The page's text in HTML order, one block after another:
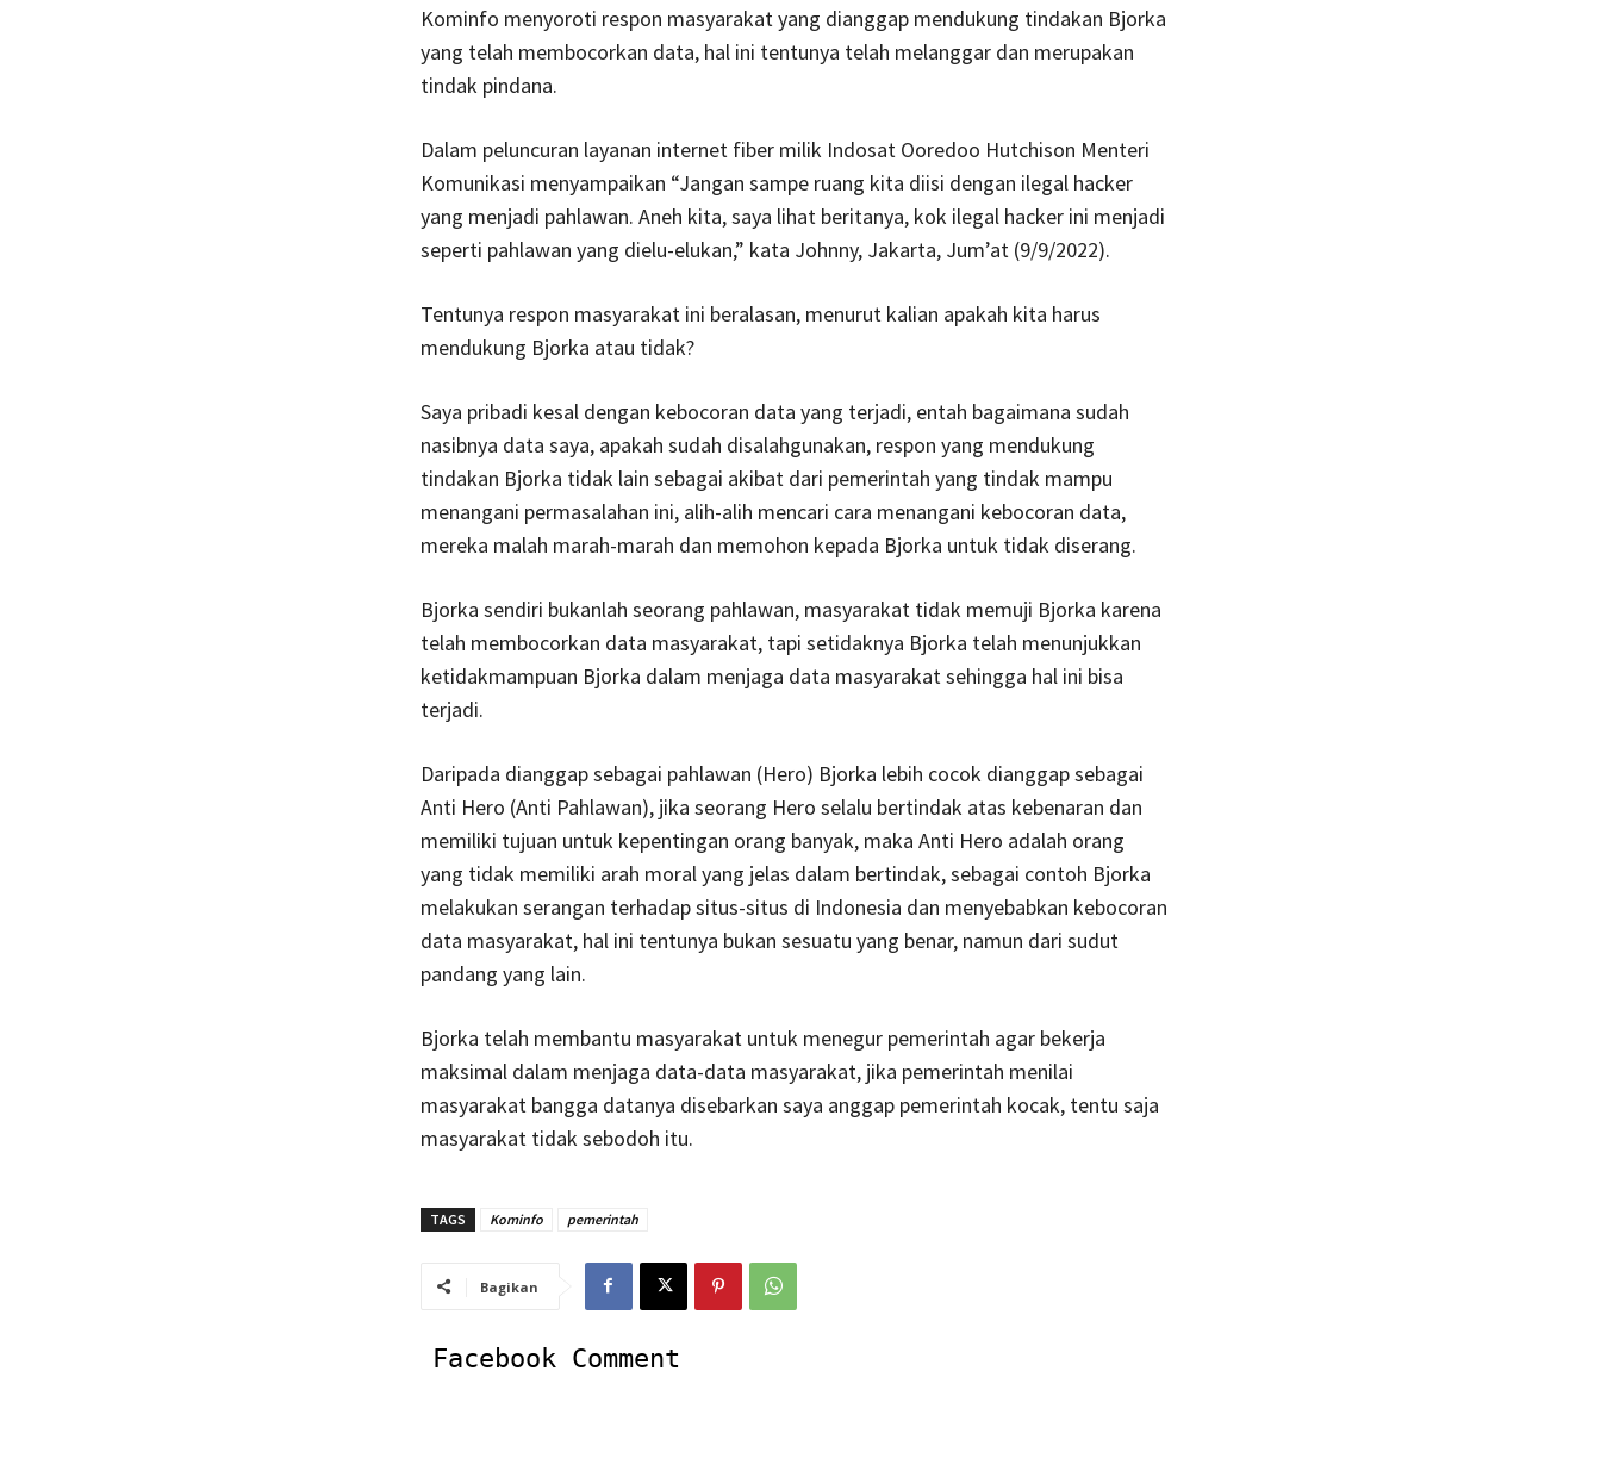
Kominfo menyoroti respon masyarakat yang dianggap mendukung tindakan Bjorka
yang telah membocorkan data, hal ini tentunya telah melanggar dan merupakan
tindak pindana.
Dalam peluncuran layanan internet fiber milik Indosat Ooredoo Hutchison Menteri
Komunikasi menyampaikan “Jangan sampe ruang kita diisi dengan ilegal hacker
yang menjadi pahlawan. Aneh kita, saya lihat beritanya, kok ilegal hacker ini menjadi
seperti pahlawan yang dielu-elukan,” kata Johnny, Jakarta, Jum’at (9/9/2022).
Tentunya respon masyarakat ini beralasan, menurut kalian apakah kita harus
mendukung Bjorka atau tidak?
Saya pribadi kesal dengan kebocoran data yang terjadi, entah bagaimana sudah
nasibnya data saya, apakah sudah disalahgunakan, respon yang mendukung
tindakan Bjorka tidak lain sebagai akibat dari pemerintah yang tindak mampu
menangani permasalahan ini, alih-alih mencari cara menangani kebocoran data,
mereka malah marah-marah dan memohon kepada Bjorka untuk tidak diserang.
Bjorka sendiri bukanlah seorang pahlawan, masyarakat tidak memuji Bjorka karena
telah membocorkan data masyarakat, tapi setidaknya Bjorka telah menunjukkan
ketidakmampuan Bjorka dalam menjaga data masyarakat sehingga hal ini bisa
terjadi.
Daripada dianggap sebagai pahlawan (Hero) Bjorka lebih cocok dianggap sebagai
Anti Hero (Anti Pahlawan), jika seorang Hero selalu bertindak atas kebenaran dan
memiliki tujuan untuk kepentingan orang banyak, maka Anti Hero adalah orang
yang tidak memiliki arah moral yang jelas dalam bertindak, sebagai contoh Bjorka
melakukan serangan terhadap situs-situs di Indonesia dan menyebabkan kebocoran
data masyarakat, hal ini tentunya bukan sesuatu yang benar, namun dari sudut
pandang yang lain.
Bjorka telah membantu masyarakat untuk menegur pemerintah agar bekerja
maksimal dalam menjaga data-data masyarakat, jika pemerintah menilai
masyarakat bangga datanya disebarkan saya anggap pemerintah kocak, tentu saja
masyarakat tidak sebodoh itu.
TAGS Kominfo pemerintah
Bagikan
Facebook Comment